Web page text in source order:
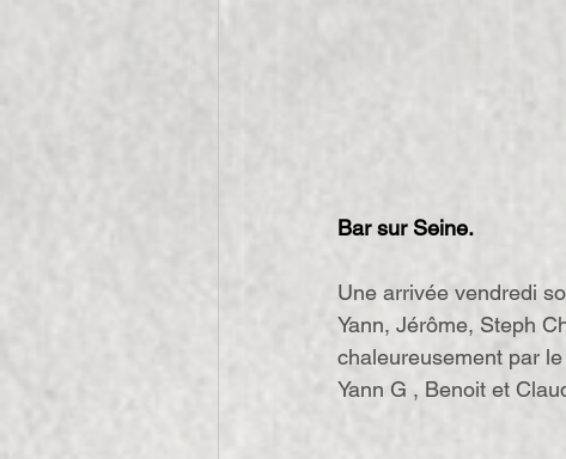
Bar sur Seine.
Une arrivée vendredi
Yann, Jérôme, Steph
chaleureusement par
Yann G , Benoit et